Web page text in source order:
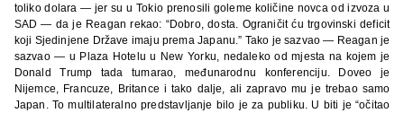
toliko dolara — jer su u Tokio prenosili goleme količine novca od izvoza u
SAD — da je Reagan rekao: “Dobro, dosta. Ograničit ću trgovinski deficit
koji Sjedinjene Države imaju prema Japanu.” Tako je sazvao — Reagan je
sazvao — u Plaza Hotelu u New Yorku, nedaleko od mjesta na kojem je
Donald Trump tada tumarao, međunarodnu konferenciju. Doveo je
Nijemce, Francuze, Britance i tako dalje, ali zapravo mu je trebao samo
Japan. To multilateralno predstavljanje bilo je za publiku. U biti je “očitao